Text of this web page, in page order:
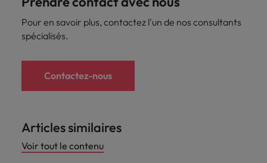
Pour en savoir plus, contactez l'un de nos consultants
spécialisés.
Contactez-nous
Articles similaires
Voir tout le contenu